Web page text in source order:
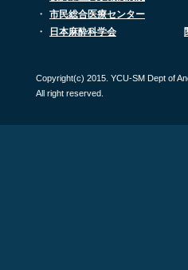
・ 市民総合医療センター
・ 日本麻酔科学会
Copyright(c) 2015. YCU-SM Dept of
All right reserved.